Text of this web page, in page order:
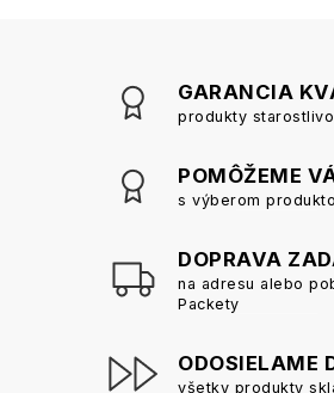
GARANCIA
produkty
POMÔŽEME
s výberom
DOPRAVA
na adresu alebo
Packety
ODOSIELAME
všetky produkty